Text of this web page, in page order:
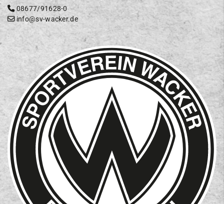
08677/91628-0
info@sv-wacker.de